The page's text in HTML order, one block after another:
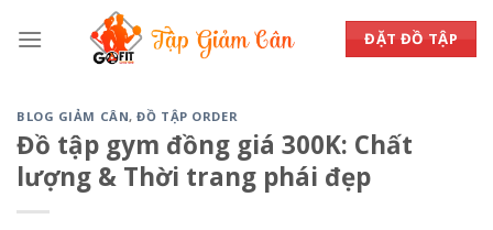
ĐẶT ĐỒ TẬP
BLOG GIẢM CÂN,ĐỒ TẬP ORDER
Đồ tập gym đồng giá 300K: Chất
lượng & Thời trang phái đẹp